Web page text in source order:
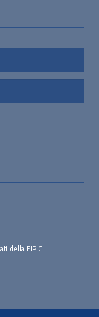
della FIPIC